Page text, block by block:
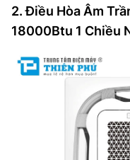
2. Điều Hòa Âm
18000Btu 1 Chiều